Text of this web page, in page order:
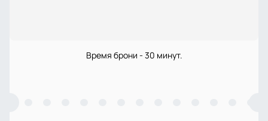
Время брони - 30 минут.